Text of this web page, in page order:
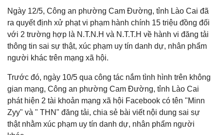
Ngày 12/5, Công an phường Cam Đường, tỉnh Lào Cai đã
ra quyết định xử phạt vi phạm hành chính 15 triệu đồng đối
với 2 trường hợp là N.T.N.H và N.T.T.H về hành vi đăng tải
thông tin sai sự thật, xúc phạm uy tín danh dự, nhân phẩm
người khác trên mạng xã hội.
Trước đó, ngày 10/5 qua công tác nắm tình hình trên không
gian mạng, Công an phường Cam Đường, tỉnh Lào Cai
phát hiện 2 tài khoản mạng xã hội Facebook có tên "Minn
Zyy" và " THN" đăng tải, chia sẻ bài viết nội dung sai sự
thật nhằm xúc phạm uy tín danh dự, nhân phẩm người